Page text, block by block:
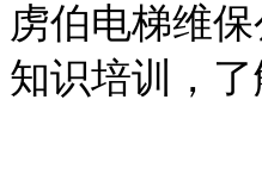
虏伯电梯维
知识培训，